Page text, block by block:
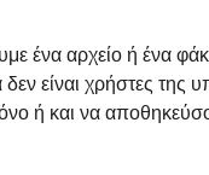
ένα αρχείο ή ένα
είναι χρήστες της
ή και να